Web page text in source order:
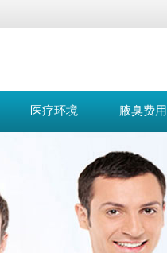
医疗环境 腋臭费用